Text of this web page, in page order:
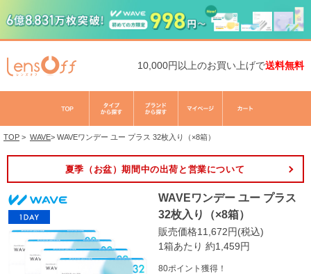
10,000円以上のお買い上げで送料無料
TOP > WAVE> WAVEワンデー ユー プラス 32枚入り（×8箱）
夏季（お盆）期間中の出荷と営業について
WAVEワンデー ユー プラス
32枚入り（×8箱）
販売価格11,672円(税込)
1箱あたり 約1,459円
80ポイント獲得！